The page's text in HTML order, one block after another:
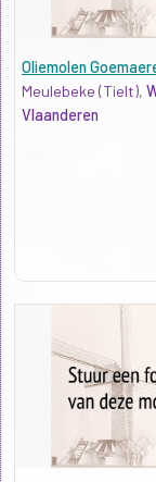
Oliemolen
Meulebeke (Tielt),
Vlaanderen